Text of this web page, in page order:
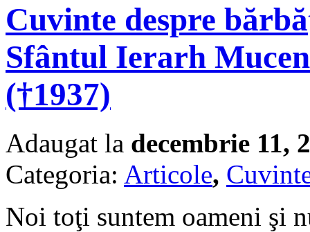
Cuvinte despre
Sfântul Ierarh
(†1937)
Adaugat la decembrie 11,
Categoria: Articole,
Noi toţi suntem oameni şi